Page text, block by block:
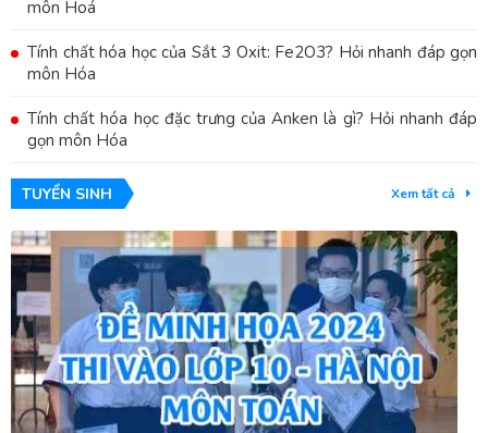
môn Hoá
Tính chất hóa học của Sắt 3 Oxit: Fe2O3? Hỏi nhanh đáp gọn
môn Hóa
Tính chất hóa học đặc trưng của Anken là gì? Hỏi nhanh đáp
gọn môn Hóa
TUYỂN SINH Xem tất cả